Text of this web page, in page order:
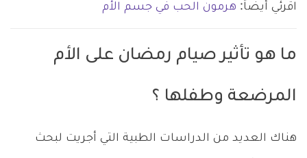
اقرئي أيضاً: هرمون الحب في جسم الأم
ما هو تأثير صيام رمضان على الأم
المرضعة وطفلها ؟
هناك العديد من الدراسات الطبية التي أجريت لبحث